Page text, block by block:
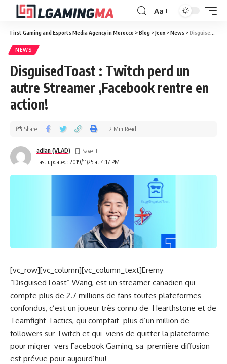
Aa
First Gaming and Esports Media Agency in Morocco >Blog >Jeux >News >DisguisedToast : Twitch perd un autre Streamer ,Facebook rentre en action!
NEWS
DisguisedToast : Twitch perd un
autre Streamer ,Facebook rentre en
action!
Last updated: 2019/11/25 at 4:17 PM
adlan (VLAD)
Share 2 Min Read
[vc_row][vc_column][vc_column_text]Eremy
“DisguisedToast” Wang, est un streamer canadien qui
compte plus de 2.7 millions de fans toutes plateformes
confondus, c’est un joueur très connu de Hearthstone et de
Teamfight Tactics, qui comptait plus d’un million de
followers sur Twitch et qui viens de quitter la plateforme
pour migrer vers Facebook Gaming, sa première diffusion
est prévue pour aujourd’hui!